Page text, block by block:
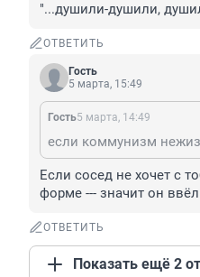
"...душили-душили,
ОТВЕТИТЬ
Гость
5 марта, 15:49
Гость5 марта, 14:49
Если сосед не хочет с
форме --- значит он
ОТВЕТИТЬ
Показать ещё 2